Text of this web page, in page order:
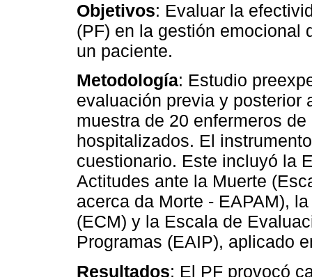
Objetivos: Evaluar la
(PF) en la gestión emocional
un paciente.
Metodología: Estudio
evaluación previa y posterior
muestra de 20 enfermeros
hospitalizados. El
cuestionario. Este incluyó la
Actitudes ante la Muerte
acerca da Morte - EAPAM),
(ECM) y la Escala de
Programas (EAIP), aplicado
Resultados: El PF provocó